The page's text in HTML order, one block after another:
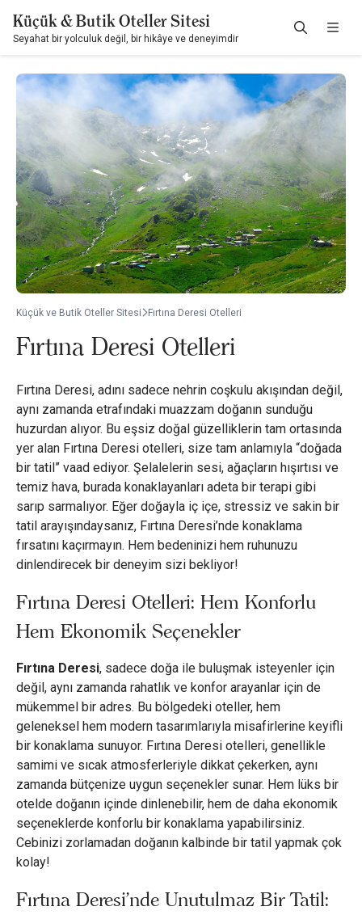
Küçük & Butik Oteller Sitesi
Seyahat bir yolculuk değil, bir hikâye ve deneyimdir
Küçük ve Butik Oteller Sitesi Fırtına Deresi Otelleri
Fırtına Deresi Otelleri
Fırtına Deresi, adını sadece nehrin coşkulu akışından değil,
aynı zamanda etrafındaki muazzam doğanın sunduğu
huzurdan alıyor. Bu eşsiz doğal güzelliklerin tam ortasında
yer alan Fırtına Deresi otelleri, size tam anlamıyla “doğada
bir tatil” vaad ediyor. Şelalelerin sesi, ağaçların hışırtısı ve
temiz hava, burada konaklayanları adeta bir terapi gibi
sarıp sarmalıyor. Eğer doğayla iç içe, stressiz ve sakin bir
tatil arayışındaysanız, Fırtına Deresi’nde konaklama
fırsatını kaçırmayın. Hem bedeninizi hem ruhunuzu
dinlendirecek bir deneyim sizi bekliyor!
Fırtına Deresi Otelleri: Hem Konforlu
Hem Ekonomik Seçenekler
Fırtına Deresi, sadece doğa ile buluşmak isteyenler için
değil, aynı zamanda rahatlık ve konfor arayanlar için de
mükemmel bir adres. Bu bölgedeki oteller, hem
geleneksel hem modern tasarımlarıyla misafirlerine keyifli
bir konaklama sunuyor. Fırtına Deresi otelleri, genellikle
samimi ve sıcak atmosferleriyle dikkat çekerken, aynı
zamanda bütçenize uygun seçenekler sunar. Hem lüks bir
otelde doğanın içinde dinlenebilir, hem de daha ekonomik
seçeneklerde konforlu bir konaklama yapabilirsiniz.
Cebinizi zorlamadan doğanın kalbinde bir tatil yapmak çok
kolay!
Fırtına Deresi’nde Unutulmaz Bir Tatil: